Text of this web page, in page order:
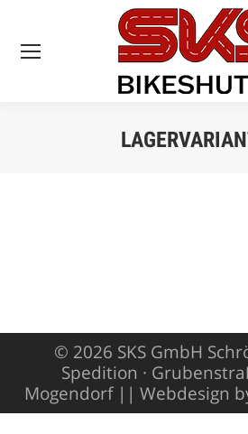
© 2026 SKS GmbH
Spedition ·
Mogendorf || Webdesign